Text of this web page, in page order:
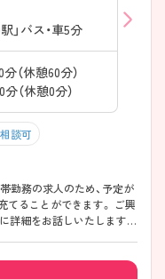
」バス・車5分
（休憩60分）
（休憩0分）
談可
ことができます。 ご興
詳細をお話しいたしますの